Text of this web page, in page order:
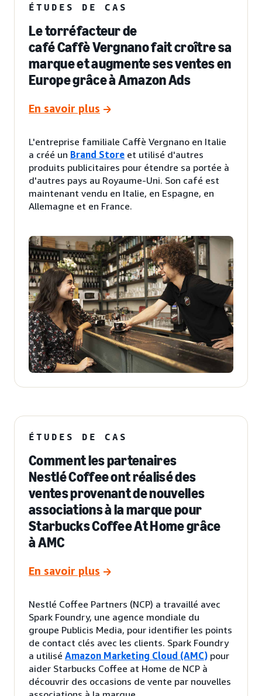
ÉTUDES DE CAS
Le torréfacteur de
café Caffè Vergnano fait croître sa
marque et augmente ses ventes en
Europe grâce à Amazon Ads
En savoir plus
L'entreprise familiale Caffè Vergnano en Italie
a créé un Brand Store et utilisé d'autres
produits publicitaires pour étendre sa portée à
d'autres pays au Royaume-Uni. Son café est
maintenant vendu en Italie, en Espagne, en
Allemagne et en France.
ÉTUDES DE CAS
Comment les partenaires
Nestlé Coffee ont réalisé des
ventes provenant de nouvelles
associations à la marque pour
Starbucks Coffee At Home grâce
à AMC
En savoir plus
Nestlé Coffee Partners (NCP) a travaillé avec
Spark Foundry, une agence mondiale du
groupe Publicis Media, pour identifier les points
de contact clés avec les clients. Spark Foundry
a utilisé Amazon Marketing Cloud (AMC) pour
aider Starbucks Coffee at Home de NCP à
découvrir des occasions de vente par nouvelles